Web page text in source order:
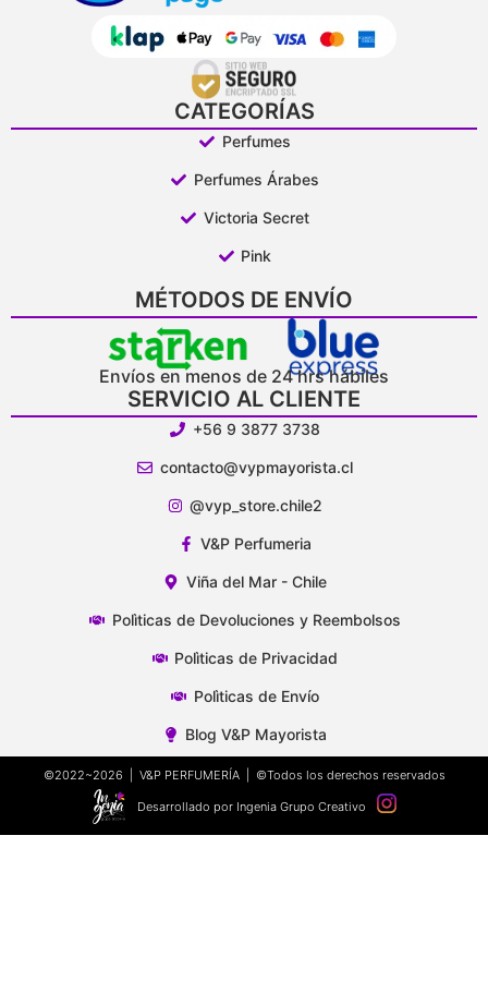
CATEGORÍAS
Perfumes
Perfumes Árabes
Victoria Secret
Pink
MÉTODOS DE ENVÍO
Envíos en menos de 24 hrs hábiles
SERVICIO AL CLIENTE
+56 9 3877 3738
contacto@vypmayorista.cl
@vyp_store.chile2
V&P Perfumeria
Viña del Mar - Chile
Polìticas de Devoluciones y Reembolsos
Polìticas de Privacidad
Polìticas de Envío
Blog V&P Mayorista
©2022~2026 | V&P PERFUMERÍA | ©Todos los derechos reservados
Desarrollado por Ingenia Grupo Creativo